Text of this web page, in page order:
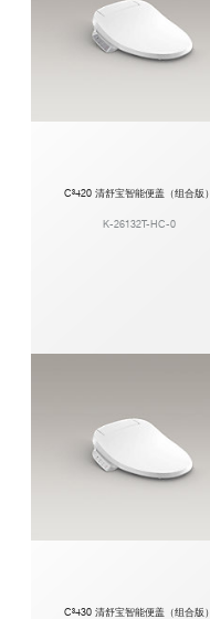
C³420 清舒宝智能便盖（组合版）
K-26132T-HC-0
C³430 清舒宝智能便盖（组合版）